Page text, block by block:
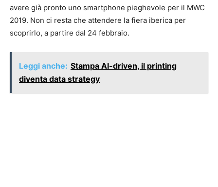
avere già pronto uno smartphone pieghevole per il MWC
2019. Non ci resta che attendere la fiera iberica per
scoprirlo, a partire dal 24 febbraio.
Leggi anche: Stampa AI-driven, il printing
diventa data strategy